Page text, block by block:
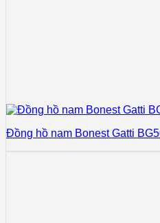
Đồng hồ nam Bonest Gatti